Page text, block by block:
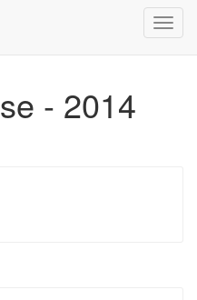
- 2014